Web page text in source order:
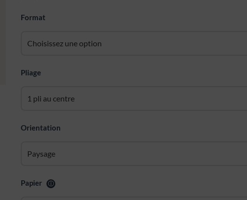
Format
Pliage
Orientation
Papier ⓘ